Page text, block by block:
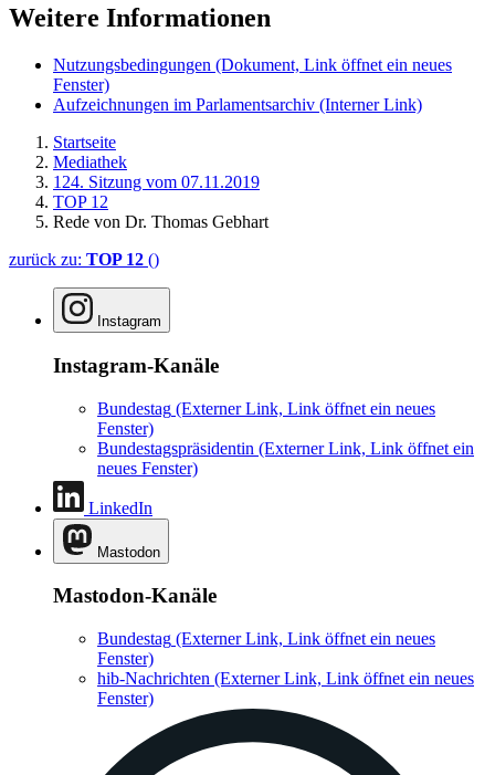
Weitere Informationen
Nutzungsbedingungen (Dokument, Link öffnet ein neues
Fenster)
Aufzeichnungen im Parlamentsarchiv (Interner Link)
Startseite
Mediathek
124. Sitzung vom 07.11.2019
TOP 12
Rede von Dr. Thomas Gebhart
zurück zu: TOP 12 ()
Instagram
Instagram-Kanäle
Bundestag (Externer Link, Link öffnet ein neues
Fenster)
Bundestagspräsidentin (Externer Link, Link öffnet ein
neues Fenster)
LinkedIn
Mastodon
Mastodon-Kanäle
Bundestag (Externer Link, Link öffnet ein neues
Fenster)
hib-Nachrichten (Externer Link, Link öffnet ein neues
Fenster)